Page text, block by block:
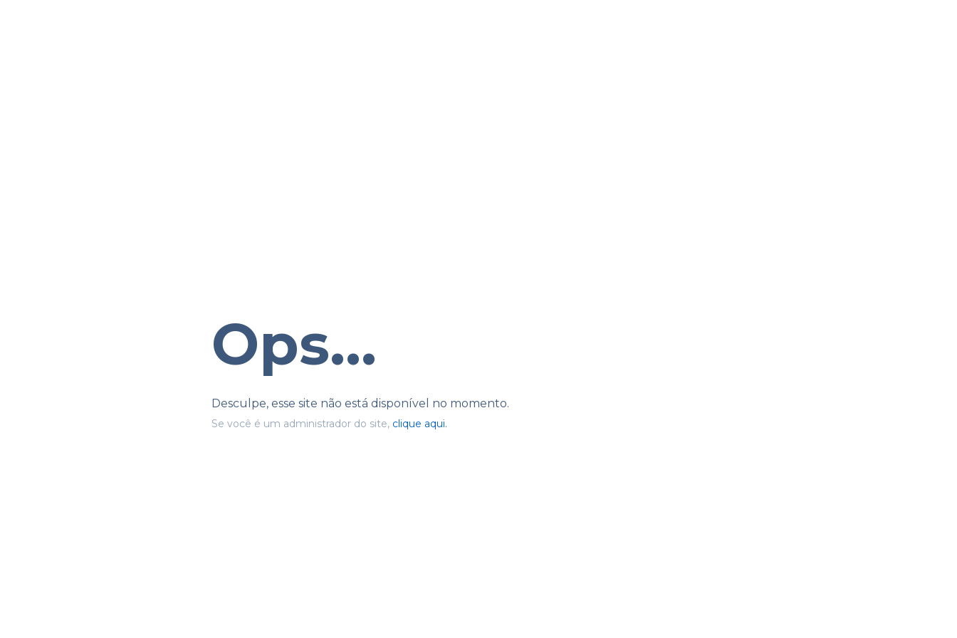
Ops...
Desculpe, esse site não está disponível no momento.
Se você é um administrador do site, clique aqui.